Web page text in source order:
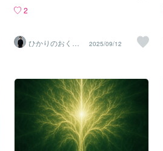
新しい自分が芽吹く昨日を越えて今日と
く〜金曜日〜この詩が、あなたの金曜日
に新しい一歩の力を添えられたら嬉しい
2
ひかりのおくり
て〜SinMa〜
2025/09/12